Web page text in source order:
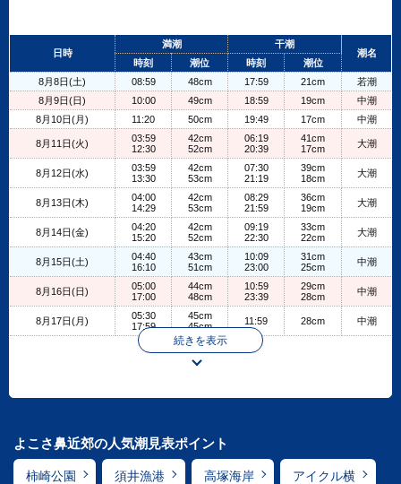
+
日時
満潮
干潮
潮名
時刻
潮位 時刻
潮位
8月8日(土)
08:59 48cm 17:59 21cm
若潮
8月9日(日)
10:00 49cm 18:59 19cm
中潮
8月10日(月)
11:20 50cm 19:49 17cm 中潮
8月11日(火)
03:59
12:30
42cm
52cm
06:19
20:39
41cm
17cm
大潮
8月12日(水)
03:59
13:30
42cm
53cm
07:30
21:19
39cm
18cm
大潮
8月13日(木)
04:00
14:29
42cm
53cm
08:29
21:59
36cm
19cm
大潮
8月14日(金)
04:20
15:20
42cm
52cm
09:19
22:30
33cm
22cm
大潮
8月15日(土)
04:40
16:10
43cm
51cm
10:09
23:00
31cm
25cm
中潮
8月16日(日)
05:00
17:00
44cm
48cm
10:59
23:39
29cm
28cm
中潮
8月17日(月)
05:30
17:59
45cm
45cm
11:59 28cm 中潮
続きを表示
よこさ鼻近郊の人気潮見表ポイント
柿崎公園 須井漁港 高塚海岸 アイクル横